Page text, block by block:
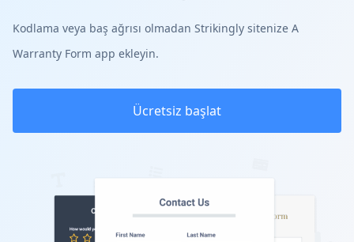
Kodlama veya baş ağrısı olmadan Strikingly sitenize A
Warranty Form app ekleyin.
Ücretsiz başlat